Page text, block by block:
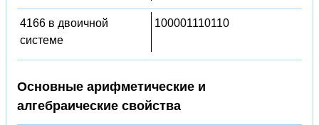
4166 в двоичной
системе
100001110110
Основные арифметические и
алгебраические свойства